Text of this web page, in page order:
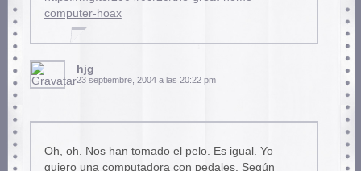
computer-hoax
hjg
23 septiembre, 2004 a las 20:22 pm
Oh, oh. Nos han tomado el pelo. Es igual. Yo
quiero una computadora con pedales. Según